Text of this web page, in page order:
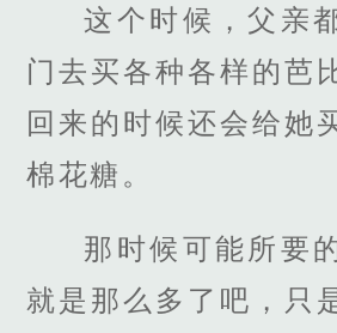
这个时候，父亲
门去买各种各样的芭
回来的时候还会给她
棉花糖。
那时候可能所要
就是那么多了吧，只